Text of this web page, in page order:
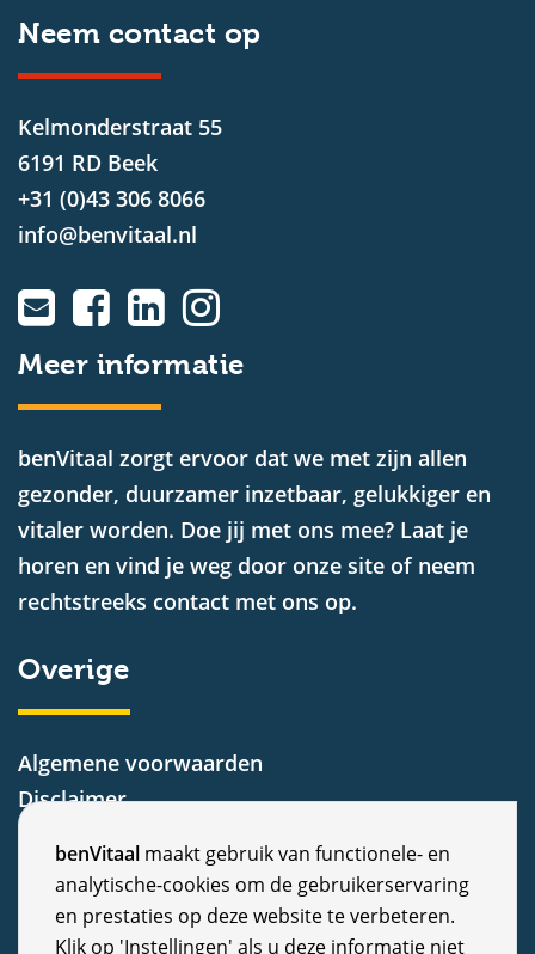
C
o
benVitaal maakt gebruik van functionele- en
analytische-cookies om de gebruikerservaring
en prestaties op deze website te verbeteren.
Klik op 'Instellingen' als u deze informatie niet
Neem contact op
Kelmonderstraat 55
6191 RD Beek
+31 (0)43 306 8066
info@benvitaal.nl
Meer informatie
benVitaal zorgt ervoor dat we met zijn allen
gezonder, duurzamer inzetbaar, gelukkiger en
vitaler worden. Doe jij met ons mee? Laat je
horen en vind je weg door onze site of neem
rechtstreeks contact met ons op.
Overige
Algemene voorwaarden
Disclaimer
Cookiebeleid
Nieuws
Vacatures